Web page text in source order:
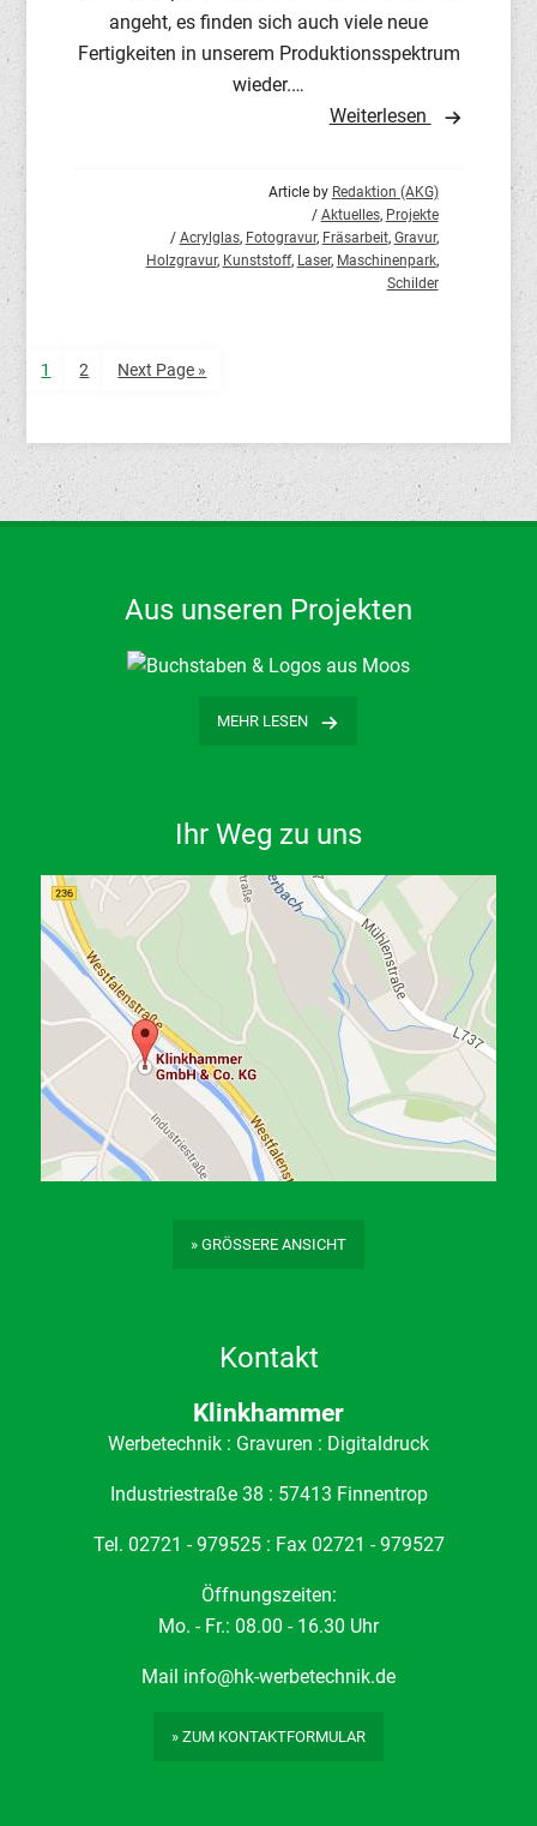
angeht, es finden sich auch viele neue
Fertigkeiten in unserem Produktionsspektrum
wieder.…
Weiterlesen
Article by Redaktion (AKG)
/ Aktuelles, Projekte
/ Acrylglas, Fotogravur, Fräsarbeit, Gravur,
Holzgravur, Kunststoff, Laser, Maschinenpark,
Schilder
1 2 Next Page »
Aus unseren Projekten
MEHR LESEN
Ihr Weg zu uns
» GRÖSSERE ANSICHT
Kontakt
Klinkhammer
Werbetechnik : Gravuren : Digitaldruck
Industriestraße 38 : 57413 Finnentrop
Tel. 02721 - 979525 : Fax 02721 - 979527
Öffnungszeiten:
Mo. - Fr.: 08.00 - 16.30 Uhr
Mail info@hk-werbetechnik.de
» ZUM KONTAKTFORMULAR